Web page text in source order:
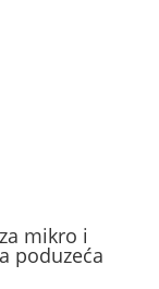
mikro i
poduzeća